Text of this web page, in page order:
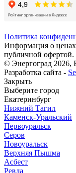
Политика
Информация о ценах
публичной офертой.
© Энергоград 2026,
Разработка сайта -
Закрыть
Выберите город
Екатеринбург
Нижний Тагил
Каменск-Уральский
Первоуральск
Серов
Новоуральск
Верхняя Пышма
Асбест
Ревда